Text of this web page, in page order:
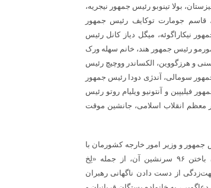
بولا تینوبو رئیس جمهور نیجریه،
قاسم جومارت توکایف رئیس جمهور
نیکاراگوئه، میگل دیاز کانل رئیس
مورمو رئیس جمهور هند، خانم سهله ورک
و هرزگووین، الکساندر ووچیچ رئیس
سومالی، آندژی دودا رئیس جمهور
و آنتونیو ویلیام روتو رئیس
معظم انقلاب اسلامی، جانشین موقت
و وزیر امور خارجه کشورمان با
سانحه سقوط هواپیمای نیروی هوایی لهستان در ۲۰۱۰ که منجر به جان باختن ۹۶ سرنشین آن، از جمله «لِخ
از دست دادن ناگهانی رهبران